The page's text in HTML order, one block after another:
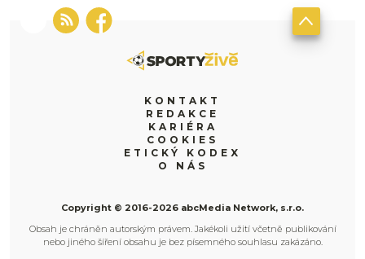
KONTAKT
REDAKCE
KARIÉRA
COOKIES
ETICKÝ KODEX
O NÁS
Copyright © 2016-2026 abcMedia Network, s.r.o.
Obsah je chráněn autorským právem. Jakékoli užití včetně publikování
nebo jiného šíření obsahu je bez písemného souhlasu zakázáno.